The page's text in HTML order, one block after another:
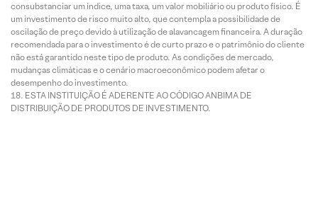
consubstanciar um índice, uma taxa, um valor mobiliário ou produto físico. É
um investimento de risco muito alto, que contempla a possibilidade de
oscilação de preço devido à utilização de alavancagem financeira. A duração
recomendada para o investimento é de curto prazo e o patrimônio do cliente
não está garantido neste tipo de produto. As condições de mercado,
mudanças climáticas e o cenário macroeconômico podem afetar o
desempenho do investimento.
ESTA INSTITUIÇÃO É ADERENTE AO CÓDIGO ANBIMA DE
DISTRIBUIÇÃO DE PRODUTOS DE INVESTIMENTO.